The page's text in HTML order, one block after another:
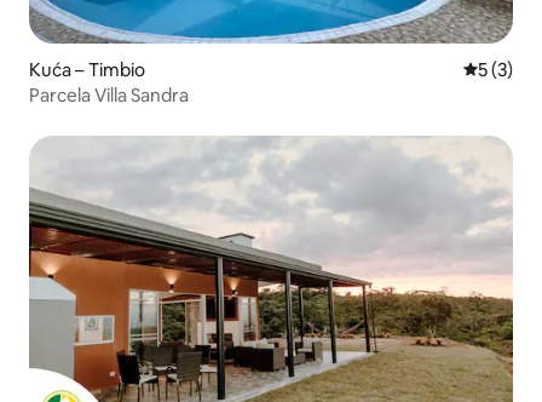
Kuća – Timbio
5 (3)
Parcela Villa Sandra